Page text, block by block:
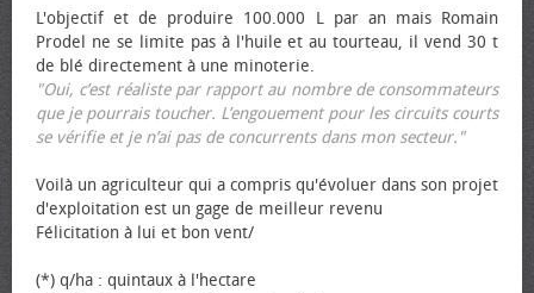
L'objectif et de produire 100.000 L par an mais Romain
Prodel ne se limite pas à l'huile et au tourteau, il vend 30 t
de blé directement à une minoterie.
"Oui, c’est réaliste par rapport au nombre de consommateurs
que je pourrais toucher. L’engouement pour les circuits courts
se vérifie et je n’ai pas de concurrents dans mon secteur."
Voilà un agriculteur qui a compris qu'évoluer dans son projet
d'exploitation est un gage de meilleur revenu
Félicitation à lui et bon vent/
(*) q/ha : quintaux à l'hectare